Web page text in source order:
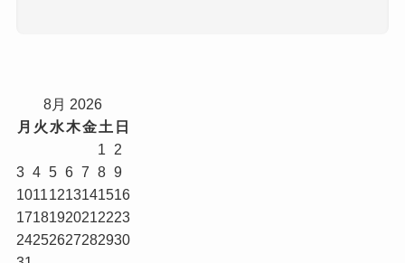
8月 2026
月 火 水木金土 日
1
2
3 4 5 6 7 8 9
10111213141516
17181920212223
24252627282930